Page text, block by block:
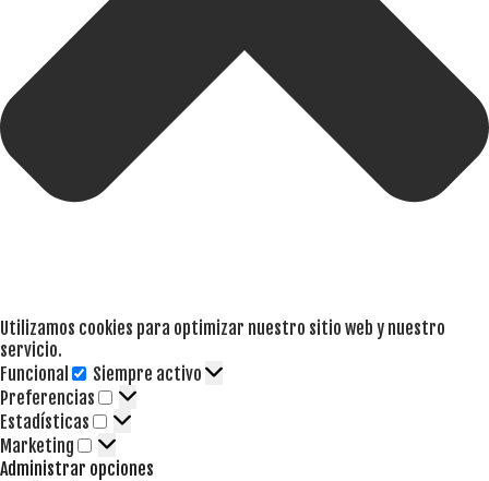
Utilizamos cookies para optimizar nuestro sitio web y nuestro
servicio.
Funcional
Funcional
Siempre activo
Preferencias
Preferencias
Estadísticas Estadísticas
Marketing Marketing
Administrar opciones